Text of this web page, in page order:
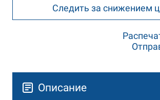
Следить за снижением
Описание